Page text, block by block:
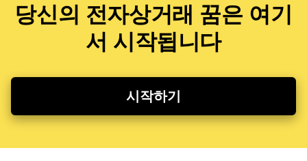
당신의 전자상거래 꿈은 여기
서 시작됩니다
시작하기